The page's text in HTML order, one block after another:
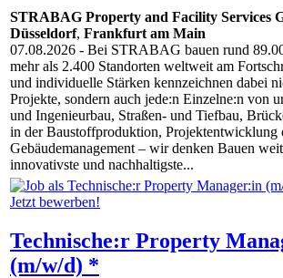
STRABAG Property and Facility Services
Düsseldorf, Frankfurt am Main
07.08.2026 - Bei STRABAG bauen rund
mehr als 2.400 Standorten weltweit am
und individuelle Stärken kennzeichnen dabei
Projekte, sondern auch jede:n Einzelne:n von
und Ingenieurbau, Straßen- und Tiefbau,
in der Baustoffproduktion, Projektentwicklung
Gebäudemanagement – wir denken Bauen
innovativste und nachhaltigste...
Technische:r Property
(m/w/d) *